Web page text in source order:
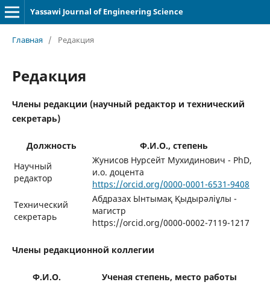
Yassawi Journal of Engineering Science
Главная / Редакция
Редакция
Члены редакции (научный редактор и технический
секретарь)
Должность
Ф.И.О., степень
Научный
редактор
Жунисов Нурсейт Мухидинович - PhD,
и.о. доцента
https://orcid.org/0000-0001-6531-9408
Технический
секретарь
Абдразах Ынтымақ Қыдырәліұлы -
магистр
https://orcid.org/0000-0002-7119-1217
Члены редакционной коллегии
Ф.И.О. Ученая степень, место работы